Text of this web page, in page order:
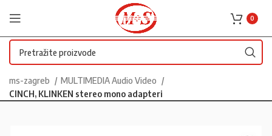
0
ms-zagreb
MULTIMEDIA Audio Video
CINCH, KLINKEN stereo mono adapteri